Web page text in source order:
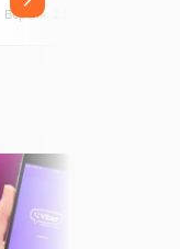
Версия: 2.7.3.0